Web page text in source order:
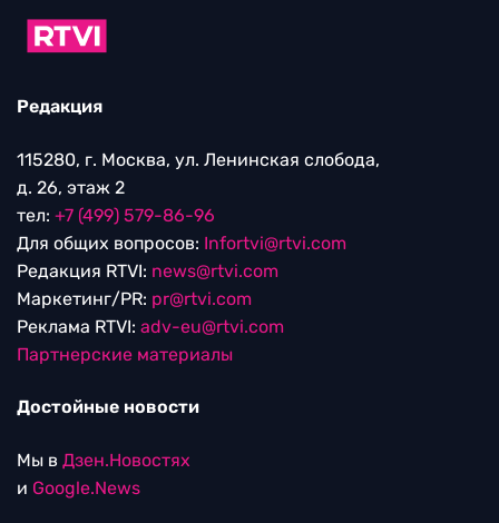
Редакция
115280, г. Москва, ул. Ленинская слобода,
д. 26, этаж 2
тел: +7 (499) 579-86-96
Для общих вопросов: Infortvi@rtvi.com
Редакция RTVI: news@rtvi.com
Маркетинг/PR: pr@rtvi.com
Реклама RTVI: adv-eu@rtvi.com
Партнерские материалы
Достойные новости
Мы в Дзен.Новостях
и Google.News